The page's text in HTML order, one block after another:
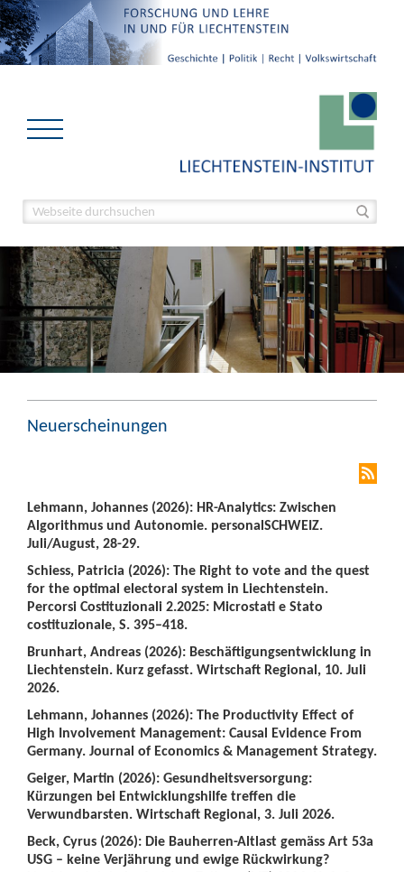
Neuerscheinungen
Lehmann, Johannes (2026): HR-Analytics: Zwischen
Algorithmus und Autonomie. personalSCHWEIZ.
Juli/August, 28-29.
Schiess, Patricia (2026): The Right to vote and the quest
for the optimal electoral system in Liechtenstein.
Percorsi Costituzionali 2.2025: Microstati e Stato
costituzionale, S. 395–418.
Brunhart, Andreas (2026): Beschäftigungsentwicklung in
Liechtenstein. Kurz gefasst. Wirtschaft Regional, 10. Juli
2026.
Lehmann, Johannes (2026): The Productivity Effect of
High Involvement Management: Causal Evidence From
Germany. Journal of Economics & Management Strategy.
Geiger, Martin (2026): Gesundheitsversorgung:
Kürzungen bei Entwicklungshilfe treffen die
Verwundbarsten. Wirtschaft Regional, 3. Juli 2026.
Beck, Cyrus (2026): Die Bauherren-Altlast gemäss Art 53a
USG – keine Verjährung und ewige Rückwirkung?